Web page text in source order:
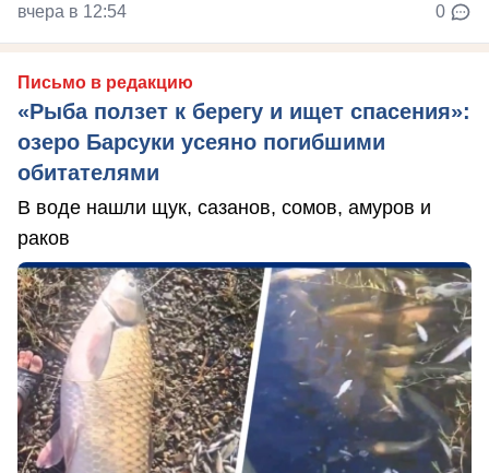
вчера в 12:54 0
Письмо в редакцию
«Рыба ползет к берегу и ищет спасения»:
озеро Барсуки усеяно погибшими
обитателями
В воде нашли щук, сазанов, сомов, амуров и
раков